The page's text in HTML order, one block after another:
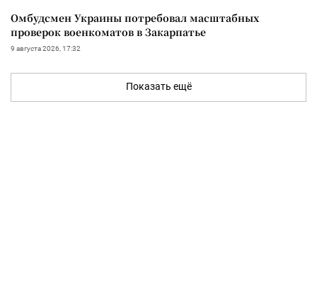
Омбудсмен Украины потребовал масштабных
проверок военкоматов в Закарпатье
9 августа 2026, 17:32
Показать ещё